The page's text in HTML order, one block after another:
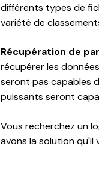
différents types de
variété de
Récupération de
récupérer les
seront pas capables
puissants seront
Vous recherchez un
avons la solution qu'il